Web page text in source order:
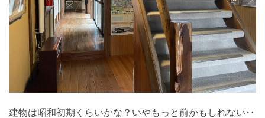
建物は昭和初期くらいかな？いやもっと前かもしれない‥